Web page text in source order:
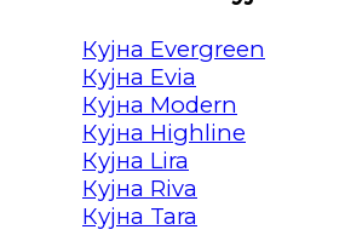
Кујна Evergreen
Кујна Evia
Кујна Modern
Кујна Highline
Кујна Lira
Кујна Riva
Кујна Tara